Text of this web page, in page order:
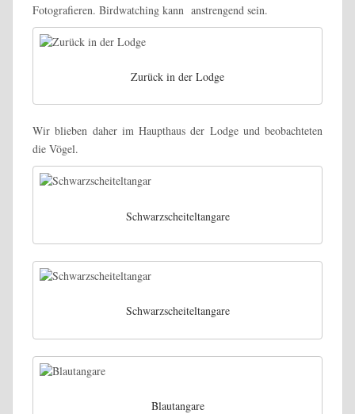
Fotografieren. Birdwatching kann anstrengend sein.
Zurück in der Lodge
Wir blieben daher im Haupthaus der Lodge und beobachteten
die Vögel.
Schwarzscheiteltangare
Schwarzscheiteltangare
Blautangare